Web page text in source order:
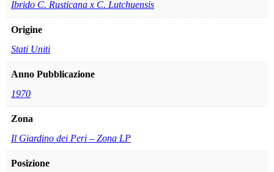
Ibrido C. Rusticana x C. Lutchuensis
Origine
Stati Uniti
Anno Pubblicazione
1970
Zona
Il Giardino dei Peri – Zona LP
Posizione